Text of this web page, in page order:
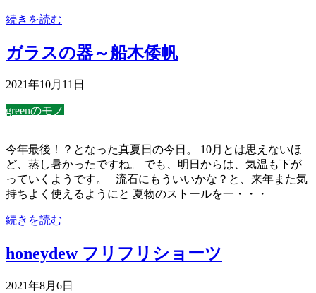
続きを読む
ガラスの器～船木倭帆
2021年10月11日
greenのモノ
今年最後！？となった真夏日の今日。 10月とは思えないほ
ど、蒸し暑かったですね。 でも、明日からは、気温も下が
っていくようです。 流石にもういいかな？と、来年また気
持ちよく使えるようにと 夏物のストールを一・・・
続きを読む
honeydew フリフリショーツ
2021年8月6日